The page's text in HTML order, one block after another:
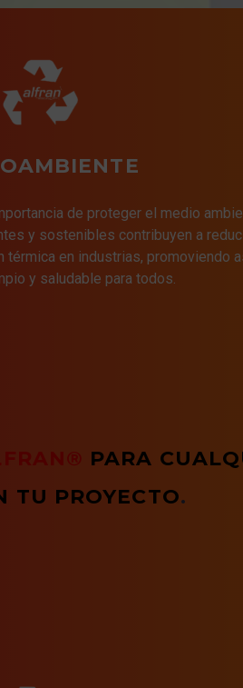
de proteger el medio
y sostenibles contribuyen a
en industrias, promoviendo
y saludable para todos.
PARA
TU PROYECTO.